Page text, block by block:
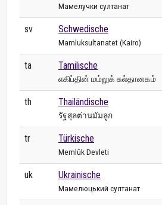
Мамелучки султанат
sv Schwedische
Mamluksultanatet (Kairo)
ta Tamilische
எகிப்தின் மம்லுக் சுல்தானகம்
th Thailändische
รัฐสุลต่านมัมลูก
tr Türkische
Memlûk Devleti
uk Ukrainische
Мамелюцький султанат